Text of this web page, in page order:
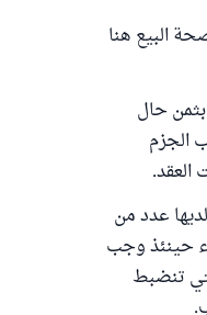
البيع هنا
حال
120 مثلا، لكن يجب الجزم
العقد.
عدد من
حينئذ وجب
تنضبط